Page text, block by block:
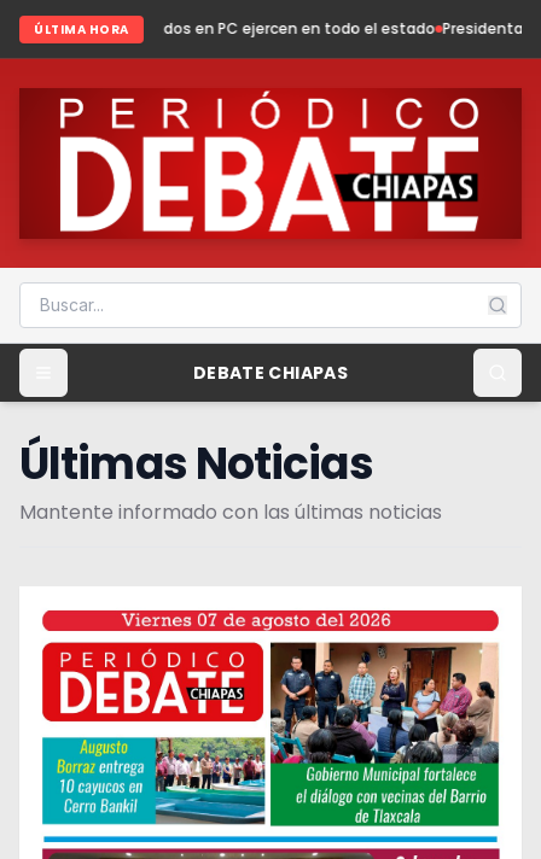
ÚLTIMA HORA
en PC ejercen en todo el estado Presidenta Fabiola Ricci
DEBATE CHIAPAS
Últimas Noticias
Mantente informado con las últimas noticias